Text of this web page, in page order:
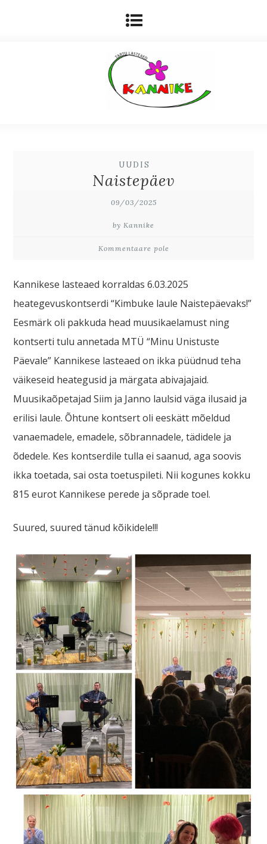
UUDIS
Naistepäev
09/03/2025
by Kannike
Kommentaare pole
Kannikese lasteaed korraldas 6.03.2025
heategevuskontserdi “Kimbuke laule Naistepäevaks!”
Eesmärk oli pakkuda head muusikaelamust ning
kontserti tulu annetada MTÜ “Minu Unistuste
Päevale” Kannikese lasteaed on ikka püüdnud teha
väikeseid heategusid ja märgata abivajajaid.
Muusikaõpetajad Siim ja Janno laulsid väga ilusaid ja
erilisi laule. Õhtune kontsert oli eeskätt mõeldud
vanaemadele, emadele, sõbrannadele, tädidele ja
õdedele. Kes kontserdile tulla ei saanud, aga soovis
ikka toetada, sai osta toetuspileti. Nii kogunes kokku
815 eurot Kannikese perede ja sõprade toel.
Suured, suured tänud kõikidele!!!